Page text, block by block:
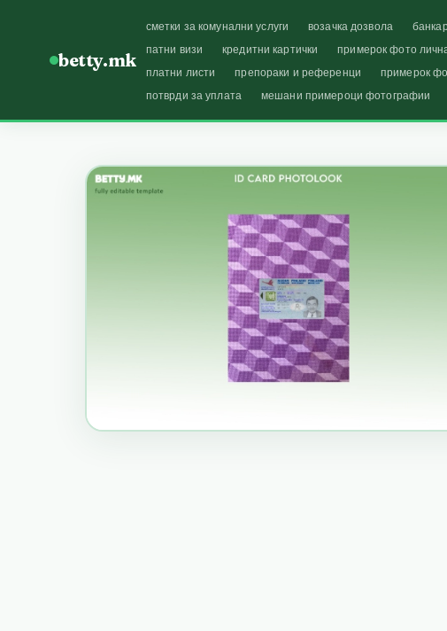
betty.mk
сметки за комунални услуги возачка дозвола
патни визи
кредитни картички примерок фото
платни листи
препораки и референци примерок
потврди за уплата
мешани примероци фотографии